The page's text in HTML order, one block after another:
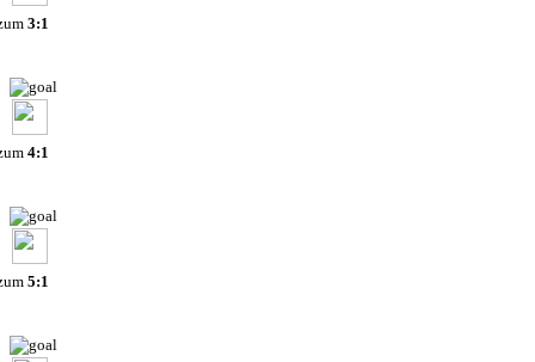
3:1
4:1
5:1